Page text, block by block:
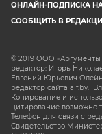
ОНЛАЙН-ПОДПИСКА
СООБЩИТЬ В
© 2019 ООО «Аргументы
редактор: Игорь
Евгений Юрьевич
редактор сайта aif.by:
Копирование и
цитирование возможно
Телефон для связи с
Свидетельство